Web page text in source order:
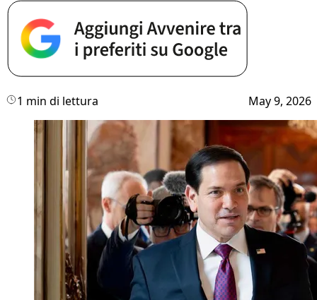
1 min di lettura May 9, 2026